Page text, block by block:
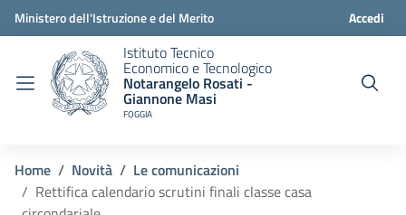
Ministero dell'Istruzione e del Merito Accedi
Istituto Tecnico
Economico e Tecnologico
Notarangelo Rosati -
Giannone Masi
FOGGIA
Home Novità
Le comunicazioni
Rettifica calendario scrutini finali classe casa